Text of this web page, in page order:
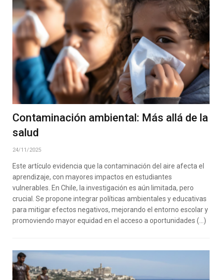
Contaminación ambiental: Más allá de la
salud
24/11/2025
Este artículo evidencia que la contaminación del aire afecta el
aprendizaje, con mayores impactos en estudiantes
vulnerables. En Chile, la investigación es aún limitada, pero
crucial. Se propone integrar políticas ambientales y educativas
para mitigar efectos negativos, mejorando el entorno escolar y
promoviendo mayor equidad en el acceso a oportunidades (…)